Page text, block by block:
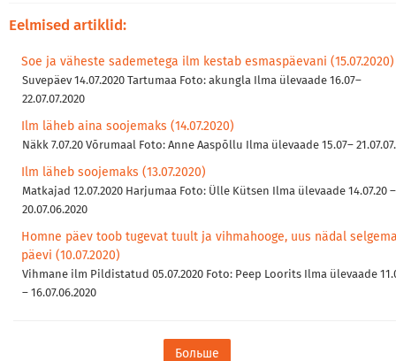
Eelmised artiklid:
Soe ja väheste sademetega ilm kestab esmaspäevani (15.07.2020)
Suvepäev 14.07.2020 Tartumaa Foto: akungla Ilma ülevaade 16.07–
22.07.07.2020
Ilm läheb aina soojemaks (14.07.2020)
Näkk 7.07.20 Võrumaal Foto: Anne Aaspõllu Ilma ülevaade 15.07–
Ilm läheb soojemaks (13.07.2020)
Matkajad 12.07.2020 Harjumaa Foto: Ülle Kütsen Ilma ülevaade 14.07.20 –
20.07.06.2020
Homne päev toob tugevat tuult ja vihmahooge, uus nädal
päevi (10.07.2020)
Vihmane ilm Pildistatud 05.07.2020 Foto: Peep Loorits Ilma ülevaade
– 16.07.06.2020
Больше